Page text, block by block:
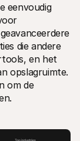
eenvoudig
die andere
en het
opslagruimte.
om de